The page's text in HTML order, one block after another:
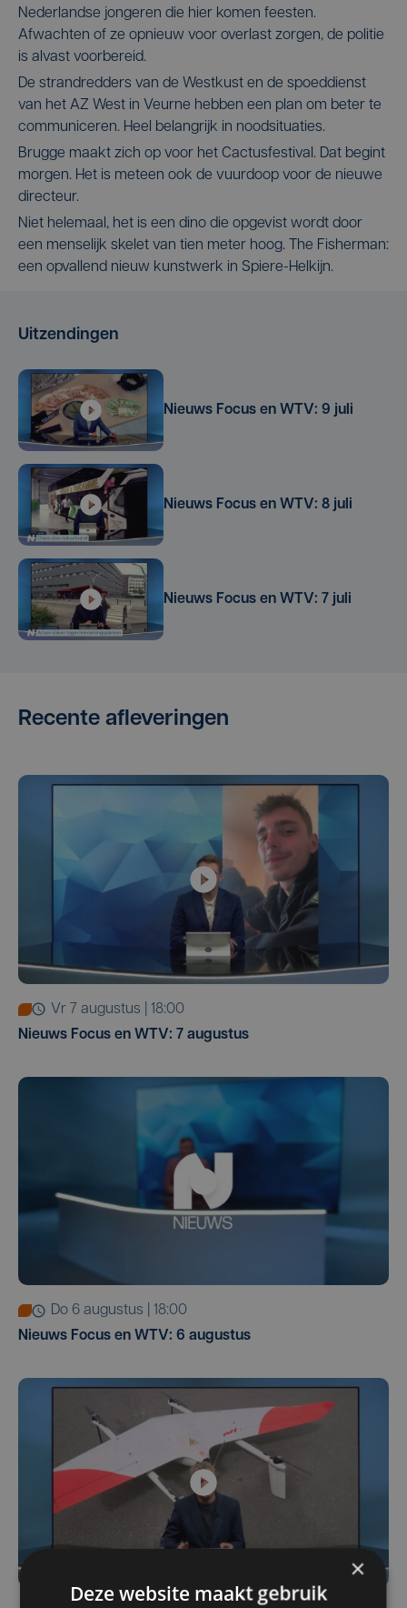
Nederlandse jongeren die hier komen feesten.
Afwachten of ze opnieuw voor overlast zorgen, de politie
is alvast voorbereid.
De strandredders van de Westkust en de spoeddienst
van het AZ West in Veurne hebben een plan om beter te
communiceren. Heel belangrijk in noodsituaties.
Brugge maakt zich op voor het Cactusfestival. Dat begint
morgen. Het is meteen ook de vuurdoop voor de nieuwe
directeur.
Niet helemaal, het is een dino die opgevist wordt door
een menselijk skelet van tien meter hoog. The Fisherman:
een opvallend nieuw kunstwerk in Spiere-Helkijn.
Uitzendingen
Nieuws Focus en WTV: 9 juli
Nieuws Focus en WTV: 8 juli
Nieuws Focus en WTV: 7 juli
Recente afleveringen
vr 7 augustus | 18:00
Nieuws Focus en WTV: 7 augustus
do 6 augustus | 18:00
Nieuws Focus en WTV: 6 augustus
×
Deze website maakt gebruik